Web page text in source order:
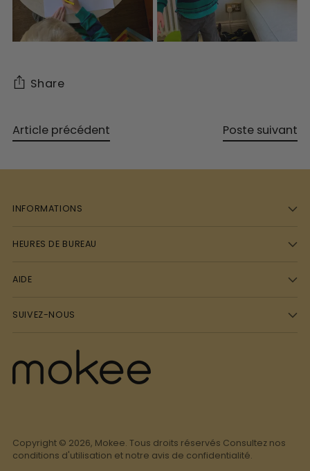
Share
Article précédent Poste suivant
INFORMATIONS
HEURES DE BUREAU
AIDE
SUIVEZ-NOUS
Copyright © 2026, Mokee. Tous droits réservés Consultez nos
conditions d'utilisation et notre avis de confidentialité.